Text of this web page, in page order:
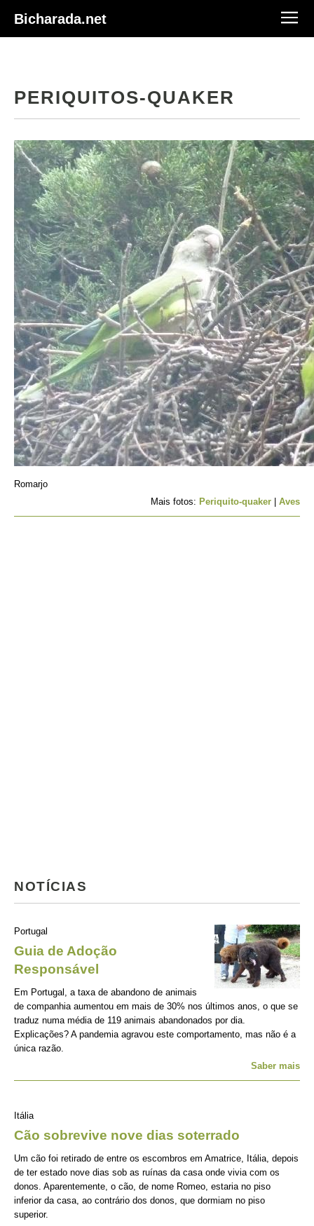
Bicharada.net
PERIQUITOS-QUAKER
Romarjo
Mais fotos: Periquito-quaker Aves
NOTÍCIAS
Portugal
Guia de Adoção
Responsável
Em Portugal, a taxa de abandono de animais
de companhia aumentou em mais de 30% nos últimos anos, o que se
traduz numa média de 119 animais abandonados por dia.
Explicações? A pandemia agravou este comportamento, mas não é a
única razão.
Saber mais
Itália
Cão sobrevive nove dias soterrado
Um cão foi retirado de entre os escombros em Amatrice, Itália, depois
de ter estado nove dias sob as ruínas da casa onde vivia com os
donos. Aparentemente, o cão, de nome Romeo, estaria no piso
inferior da casa, ao contrário dos donos, que dormiam no piso
superior.